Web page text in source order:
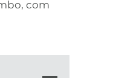
com